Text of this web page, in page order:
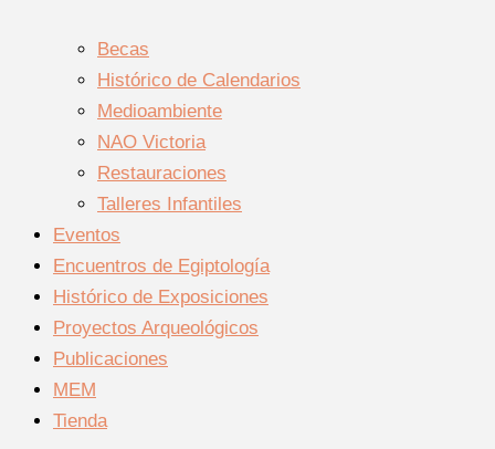
Becas
Histórico de Calendarios
Medioambiente
NAO Victoria
Restauraciones
Talleres Infantiles
Eventos
Encuentros de Egiptología
Histórico de Exposiciones
Proyectos Arqueológicos
Publicaciones
MEM
Tienda